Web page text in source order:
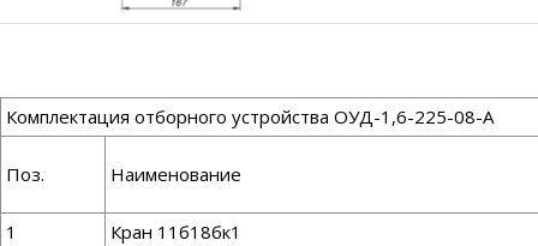
Комплектация отборного устройства ОУД-1,6-225-08-А
Поз. Наименование
1
Кран 11б18бк1